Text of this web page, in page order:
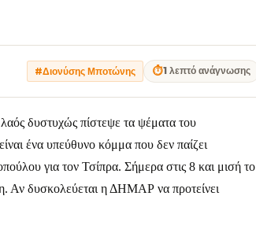
#Διονύσης Μποτώνης ⏱1 λεπτό ανάγνωσης
δυστυχώς πίστεψε τα ψέματα του
ένα υπεύθυνο κόμμα που δεν παίζει
για τον Τσίπρα. Σήμερα στις 8 και μισή το
Αν δυσκολεύεται η ΔΗΜΑΡ να προτείνει